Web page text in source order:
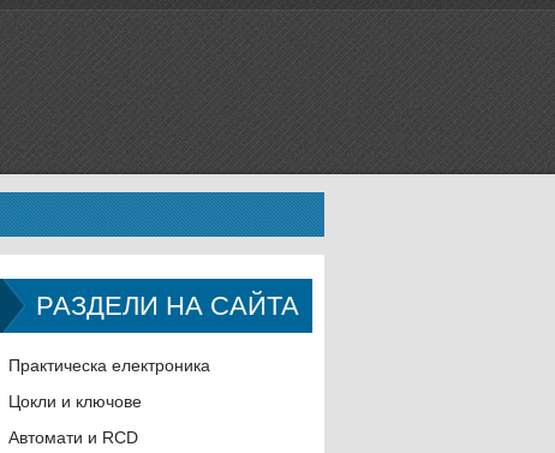
РАЗДЕЛИ НА САЙТА
Практическа електроника
Цокли и ключове
Автомати и RCD